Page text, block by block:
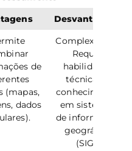
Desvantagens
de
(mapas,
dados
Complexidade:
Requer
habilidades
técnicas e
conhecimento
em sistemas
de informação
geográfica
(SIG).